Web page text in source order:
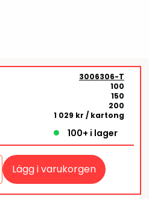
3006306-T
100
150
200
1 029 kr / kartong
100+ i lager
Lägg i varukorgen